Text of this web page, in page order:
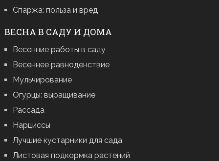
Спаржа: польза и вред
ВЕСНА В САДУ И ДОМА
Весенние работы в саду
Весеннее равноденствие
Мульчирование
Огурцы: выращивание
Рассада
Нарциссы
Лучшие кустарники для сада
Листовая подкормка растений